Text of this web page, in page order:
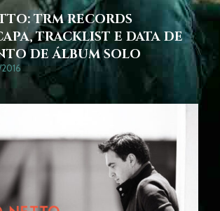
TRM RECORDS
TRACKLIST E DATA DE
DE ÁLBUM SOLO